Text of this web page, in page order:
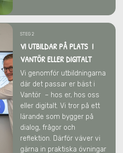
STEG 2
VI UTBILDAR PÅ PLATS I
VANTÖR ELLER DIGITALT
Vi genomför utbildningarna
där det passar er bäst i
Vantör – hos er, hos oss
eller digitalt. Vi tror på ett
lärande som bygger på
dialog, frågor och
reflektion. Därför väver vi
gärna in praktiska övningar